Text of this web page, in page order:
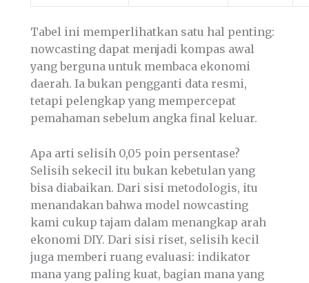
Tabel ini memperlihatkan satu hal penting:
nowcasting dapat menjadi kompas awal
yang berguna untuk membaca ekonomi
daerah. Ia bukan pengganti data resmi,
tetapi pelengkap yang mempercepat
pemahaman sebelum angka final keluar.
Apa arti selisih 0,05 poin persentase?
Selisih sekecil itu bukan kebetulan yang
bisa diabaikan. Dari sisi metodologis, itu
menandakan bahwa model nowcasting
kami cukup tajam dalam menangkap arah
ekonomi DIY. Dari sisi riset, selisih kecil
juga memberi ruang evaluasi: indikator
mana yang paling kuat, bagian mana yang